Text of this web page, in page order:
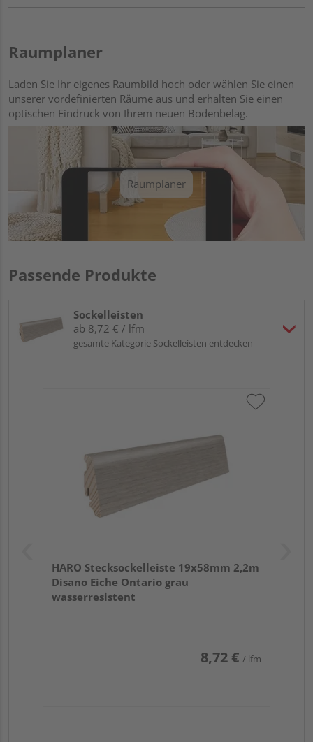
Raumplaner
Laden Sie Ihr eigenes Raumbild hoch oder wählen Sie einen
unserer vordefinierten Räume aus und erhalten Sie einen
optischen Eindruck von Ihrem neuen Bodenbelag.
Raumplaner
Passende Produkte
Sockelleisten
ab 8,72 € / lfm
gesamte Kategorie Sockelleisten entdecken
HARO Stecksockelleiste 19x58mm 2,2m
Disano Eiche Ontario grau
wasserresistent
8,72 € / lfm